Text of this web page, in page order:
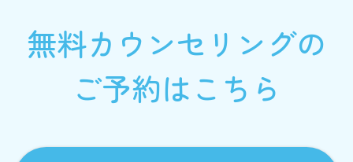
無料カウンセリングの
ご予約はこちら